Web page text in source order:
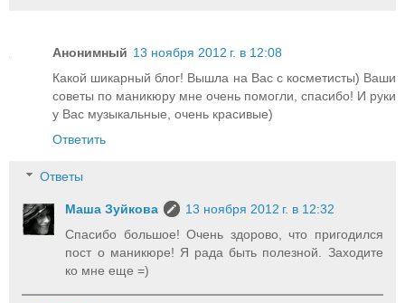
Анонимный 13 ноября 2012 г. в 12:08
Какой шикарный блог! Вышла на Вас с косметисты) Ваши
советы по маникюру мне очень помогли, спасибо! И руки
у Вас музыкальные, очень красивые)
Ответить
Ответы
Маша Зуйкова
13 ноября 2012 г. в 12:32
Спасибо большое! Очень здорово, что пригодился
пост о маникюре! Я рада быть полезной. Заходите
ко мне еще =)